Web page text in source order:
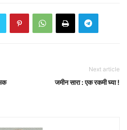
Next article
जमीन सारा : एक रकमी घ्या !